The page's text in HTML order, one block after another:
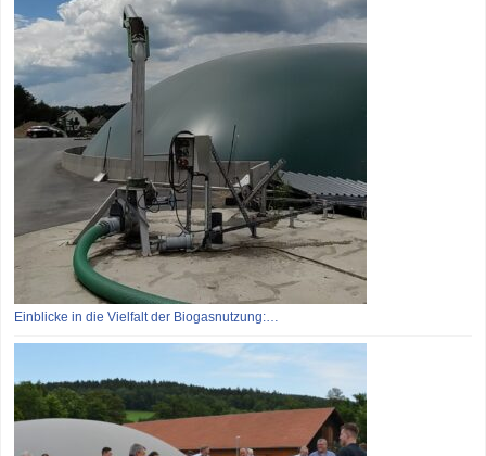
Einblicke in die Vielfalt der Biogasnutzung:…